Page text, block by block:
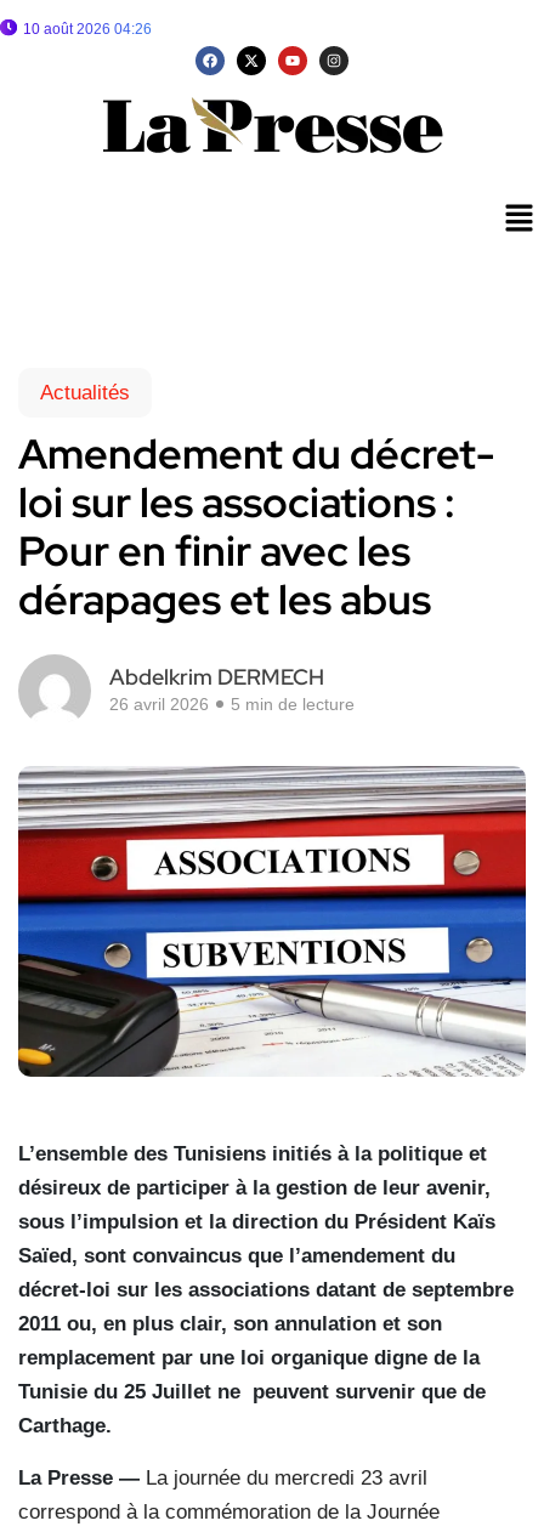
10 août 2026 04:26
Actualités
Amendement du décret-
loi sur les associations :
Pour en finir avec les
dérapages et les abus
Abdelkrim DERMECH
26 avril 2026 5 min de lecture
L’ensemble des Tunisiens initiés à la politique et
désireux de participer à la gestion de leur avenir,
sous l’impulsion et la direction du Président Kaïs
Saïed, sont convaincus que l’amendement du
décret-loi sur les associations datant de septembre
2011 ou, en plus clair, son annulation et son
remplacement par une loi organique digne de la
Tunisie du 25 Juillet ne peuvent survenir que de
Carthage.
La Presse — La journée du mercredi 23 avril
correspond à la commémoration de la Journée